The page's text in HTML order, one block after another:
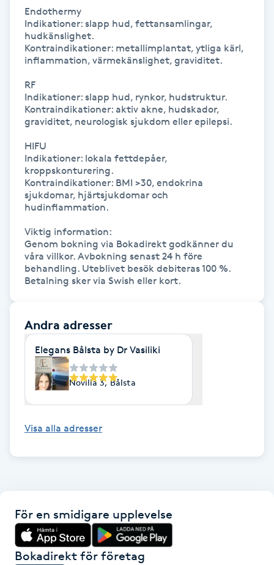
Medial vägledning
Medicinsk massage
Medium
Megavolymfransar
Melasma
Mesoterapi
MicroPen
Microshading
Nagelförlängning
Nagelförlängning akryl
Nagelförlängning gelé
Nagelförstärkning
Endothermy
Indikationer: slapp hud, fettansamlingar,
hudkänslighet.
Kontraindikationer: metallimplantat, ytliga kärl,
inflammation, värmekänslighet, graviditet.
RF
Indikationer: slapp hud, rynkor, hudstruktur.
Kontraindikationer: aktiv akne, hudskador,
graviditet, neurologisk sjukdom eller epilepsi.
HIFU
Indikationer: lokala fettdepåer,
kroppskonturering.
Kontraindikationer: BMI >30, endokrina
sjukdomar, hjärtsjukdomar och
hudinflammation.
Viktig information:
Genom bokning via Bokadirekt godkänner du
våra villkor. Avbokning senast 24 h före
behandling. Uteblivet besök debiteras 100 %.
Betalning sker via Swish eller kort.
Andra adresser
Elegans Bålsta by Dr Vasiliki
Novilla 3, Bålsta
Visa alla adresser
För en smidigare upplevelse
Bokadirekt för företag